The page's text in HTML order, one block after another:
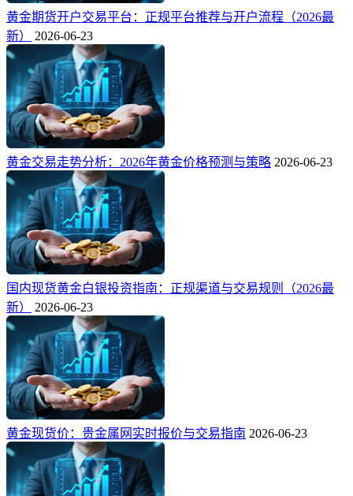
黄金期货开户交易平台：正规平台推荐与开户流程（2026最
新）
2026-06-23
黄金交易走势分析：2026年黄金价格预测与策略 2026-06-23
国内现货黄金白银投资指南：正规渠道与交易规则（2026最
新）
2026-06-23
黄金现货价：贵金属网实时报价与交易指南 2026-06-23